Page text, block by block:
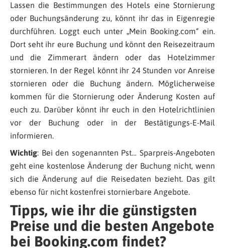
Lassen die Bestimmungen des Hotels eine Stornierung
oder Buchungsänderung zu, könnt ihr das in Eigenregie
durchführen. Loggt euch unter „Mein Booking.com“ ein.
Dort seht ihr eure Buchung und könnt den Reisezeitraum
und die Zimmerart ändern oder das Hotelzimmer
stornieren. In der Regel könnt ihr 24 Stunden vor Anreise
stornieren oder die Buchung ändern. Möglicherweise
kommen für die Stornierung oder Änderung Kosten auf
euch zu. Darüber könnt ihr euch in den Hotelrichtlinien
vor der Buchung oder in der Bestätigungs-E-Mail
informieren.
Wichtig: Bei den sogenannten Pst… Sparpreis-Angeboten
geht eine kostenlose Änderung der Buchung nicht, wenn
sich die Änderung auf die Reisedaten bezieht. Das gilt
ebenso für nicht kostenfrei stornierbare Angebote.
Tipps, wie ihr die günstigsten
Preise und die besten Angebote
bei Booking.com findet?